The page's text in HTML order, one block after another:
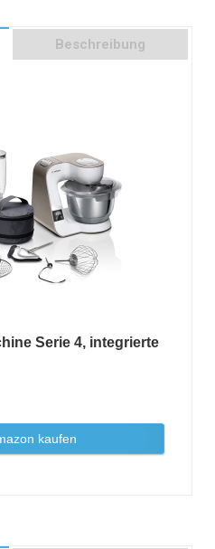
Beschreibung
Serie 4, integrierte
kaufen